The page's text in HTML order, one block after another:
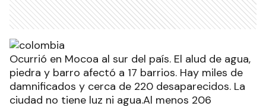
Ocurrió en Mocoa al sur del país. El alud de agua,
piedra y barro afectó a 17 barrios. Hay miles de
damnificados y cerca de 220 desaparecidos. La
ciudad no tiene luz ni agua.Al menos 206